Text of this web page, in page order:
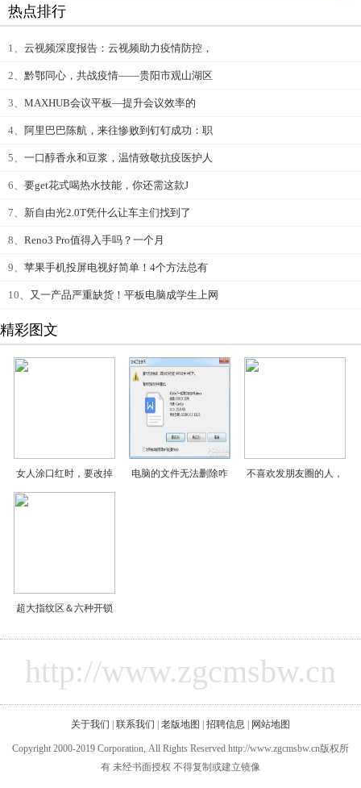
热点排行
1、 云视频深度报告：云视频助力疫情防控，
2、 黔鄂同心，共战疫情——贵阳市观山湖区
3、 MAXHUB会议平板—提升会议效率的
4、 阿里巴巴陈航，来往惨败到钉钉成功：职
5、 一口醇香永和豆浆，温情致敬抗疫医护人
6、 要get花式喝热水技能，你还需这款J
7、 新自由光2.0T凭什么让车主们找到了
8、 Reno3 Pro值得入手吗？一个月
9、 苹果手机投屏电视好简单！4个方法总有
10、 又一产品严重缺货！平板电脑成学生上网
精彩图文
女人涂口红时，要改掉 电脑的文件无法删除咋 不喜欢发朋友圈的人，
超大指纹区＆六种开锁
http://www.zgcmsbw.cn
关于我们 联系我们 老版地图 招聘信息 网站地图
Copyright 2000-2019 Corporation, All Rights Reserved http://www.zgcmsbw.cn版权所
有 未经书面授权 不得复制或建立镜像